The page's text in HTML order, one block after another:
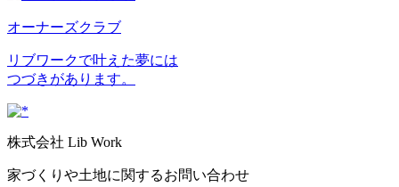
オーナーズクラブ
リブワークで叶えた夢には
つづきがあります。
株式会社 Lib Work
家づくりや土地に関するお問い合わせ